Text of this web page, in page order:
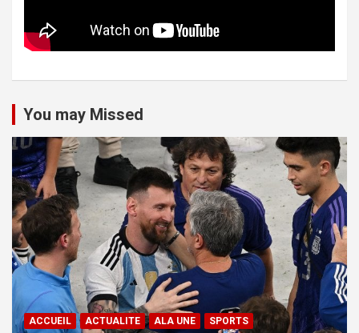
You may Missed
ACCUEIL ACTUALITE ALA UNE SPORTS